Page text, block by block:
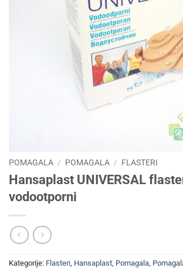
POMAGALA / POMAGALA / FLASTERI
Hansaplast UNIVERSAL
vodootporni
Kategorije: Flasteri Hansaplast Pomagala